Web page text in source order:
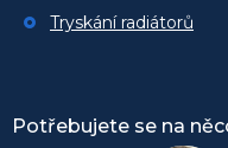
Tryskání radiátorů
Potřebujete se na